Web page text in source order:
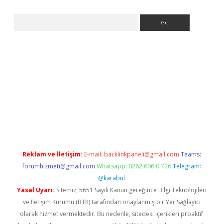
Reklam ve İletişim: E-mail: backlinkpaneli@gmail.com Teams:
forumhizmeti@gmail.com Whatsapp: 0262 606 0 726 Telegram:
@karabul
Yasal Uyarı: Sitemiz, 5651 Sayılı Kanun gereğince Bilgi Teknolojileri
ve İletişim Kurumu (BTK) tarafından onaylanmış bir Yer Sağlayıcı
olarak hizmet vermektedir. Bu nedenle, sitedeki içerikleri proaktif